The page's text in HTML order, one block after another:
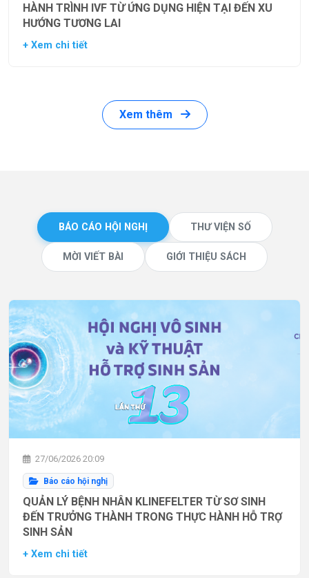
HÀNH TRÌNH IVF TỪ ỨNG DỤNG HIỆN TẠI ĐẾN XU
HƯỚNG TƯƠNG LAI
+ Xem chi tiết
Xem thêm
BÁO CÁO HỘI NGHỊ THƯ VIỆN SỐ
MỜI VIẾT BÀI GIỚI THIỆU SÁCH
27/06/2026 20:09
Báo cáo hội nghị
QUẢN LÝ BỆNH NHÂN KLINEFELTER TỪ SƠ SINH
ĐẾN TRƯỞNG THÀNH TRONG THỰC HÀNH HỖ TRỢ
SINH SẢN
+ Xem chi tiết